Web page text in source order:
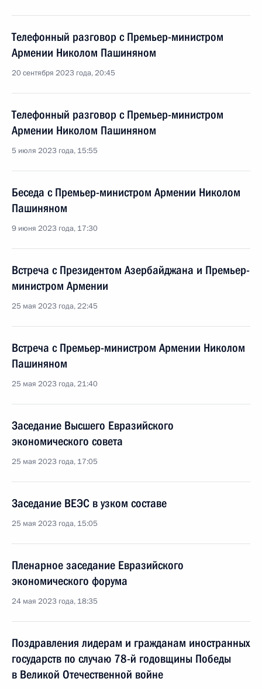
Телефонный разговор с Премьер-министром
Армении Николом Пашиняном
20 сентября 2023 года, 20:45
Телефонный разговор с Премьер-министром
Армении Николом Пашиняном
5 июля 2023 года, 15:55
Беседа с Премьер-министром Армении Николом
Пашиняном
9 июня 2023 года, 17:30
Встреча с Президентом Азербайджана и Премьер-
министром Армении
25 мая 2023 года, 22:45
Встреча с Премьер-министром Армении Николом
Пашиняном
25 мая 2023 года, 21:40
Заседание Высшего Евразийского
экономического совета
25 мая 2023 года, 17:05
Заседание ВЕЭС в узком составе
25 мая 2023 года, 15:05
Пленарное заседание Евразийского
экономического форума
24 мая 2023 года, 18:35
Поздравления лидерам и гражданам иностранных
государств по случаю 78-й годовщины Победы
в Великой Отечественной войне